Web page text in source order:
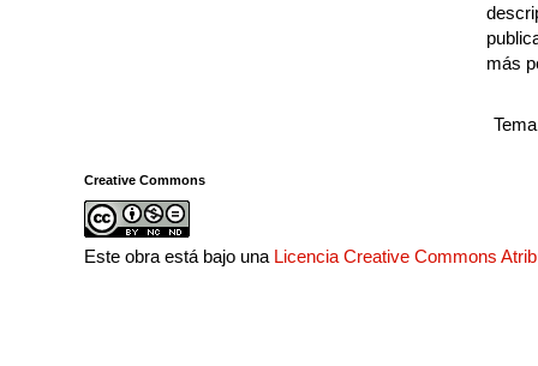
más
Creative Commons
Este obra está bajo una Licencia Creative Commons